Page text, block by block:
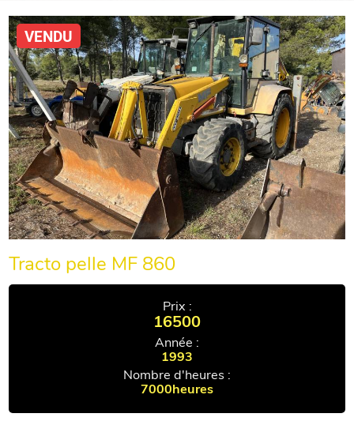
VENDU
Tracto pelle MF 860
Prix :
16500
Année :
1993
Nombre d'heures :
7000heures